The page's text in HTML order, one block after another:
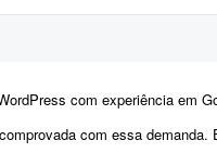
Google Analytics 4 e Google Consent Mode v2 para realizar
proposta sites que fez com Elementor, incluindo